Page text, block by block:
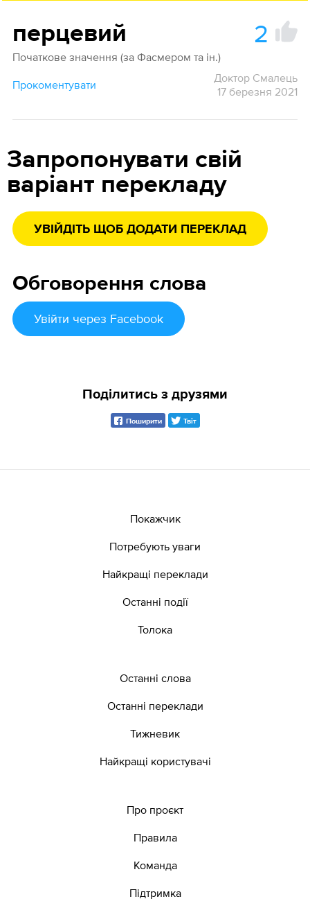
перцевий 2
Початкове значення (за Фасмером та ін.)
Прокоментувати
Доктор Смалець
17 березня 2021
Запропонувати свій
варіант перекладу
УВІЙДІТЬ ЩОБ ДОДАТИ ПЕРЕКЛАД
Обговорення слова
Увійти через Facebook
Поділитись з друзями
Поширити Твіт
Покажчик
Потребують уваги
Найкращі переклади
Останні події
Толока
Останні слова
Останні переклади
Тижневик
Найкращі користувачі
Про проєкт
Правила
Команда
Підтримка